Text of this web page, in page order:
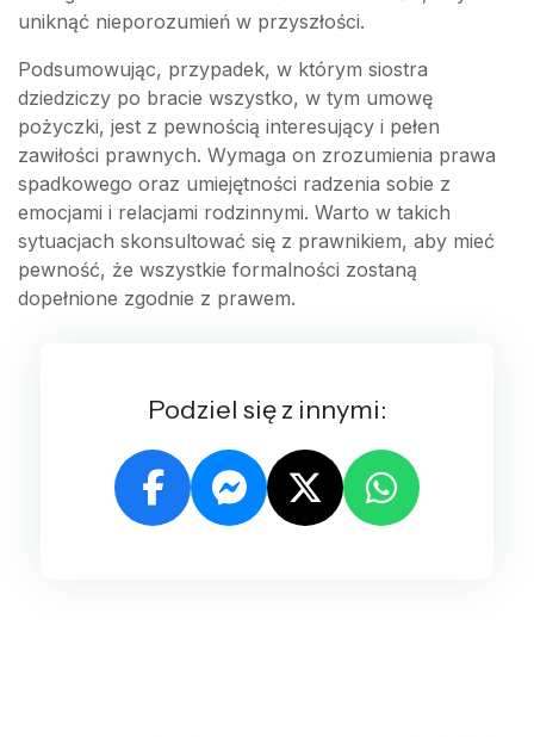
uniknąć nieporozumień w przyszłości.
Podsumowując, przypadek, w którym siostra
dziedziczy po bracie wszystko, w tym umowę
pożyczki, jest z pewnością interesujący i pełen
zawiłości prawnych. Wymaga on zrozumienia prawa
spadkowego oraz umiejętności radzenia sobie z
emocjami i relacjami rodzinnymi. Warto w takich
sytuacjach skonsultować się z prawnikiem, aby mieć
pewność, że wszystkie formalności zostaną
dopełnione zgodnie z prawem.
Podziel się z innymi: